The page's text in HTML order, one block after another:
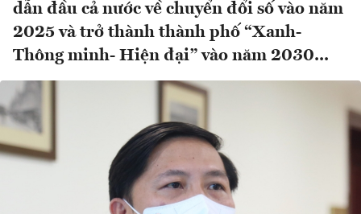
dẫn đầu cả nước về chuyển đổi số vào năm
2025 và trở thành thành phố “Xanh-
Thông minh- Hiện đại” vào năm 2030...